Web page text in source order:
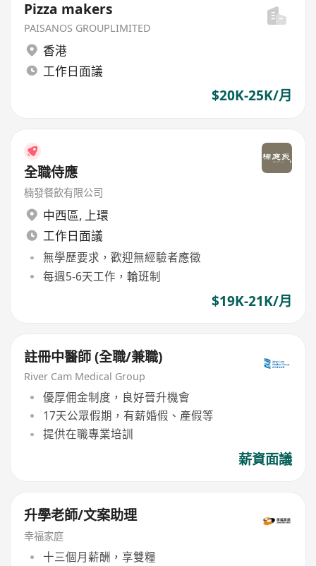
Pizza makers
PAISANOS GROUPLIMITED
香港
工作日面議
$20K-25K/月
全職侍應
楠發餐飲有限公司
中西區, 上環
工作日面議
無學歷要求，歡迎無經驗者應徵
每週5-6天工作，輪班制
$19K-21K/月
註冊中醫師 (全職/兼職)
River Cam Medical Group
優厚佣金制度，良好晉升機會
17天公眾假期，有薪婚假、產假等
提供在職專業培訓
薪資面議
升學老師/文案助理
幸福家庭
十三個月薪酬，享雙糧